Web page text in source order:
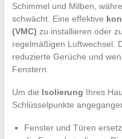
Schimmel und Milben,
schwächt. Eine effektive
(VMC) zu installieren oder
regelmäßigen Luftwechsel.
reduzierte Gerüche und
Fenstern.
Um die Isolierung Ihres
Schlüsselpunkte
Fenster und Türen